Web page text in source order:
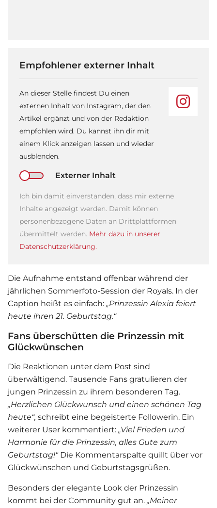
Empfohlener externer Inhalt
An dieser Stelle findest Du einen
externen Inhalt von Instagram, der den
Artikel ergänzt und von der Redaktion
empfohlen wird. Du kannst ihn dir mit
einem Klick anzeigen lassen und wieder
ausblenden.
Externer Inhalt
Ich bin damit einverstanden, dass mir externe
Inhalte angezeigt werden. Damit können
personenbezogene Daten an Drittplattformen
übermittelt werden. Mehr dazu in unserer
Datenschutzerklärung.
Die Aufnahme entstand offenbar während der
jährlichen Sommerfoto-Session der Royals. In der
Caption heißt es einfach: „Prinzessin Alexia feiert
heute ihren 21. Geburtstag.“
Fans überschütten die Prinzessin mit
Glückwünschen
Die Reaktionen unter dem Post sind
überwältigend. Tausende Fans gratulieren der
jungen Prinzessin zu ihrem besonderen Tag.
„Herzlichen Glückwunsch und einen schönen Tag
heute“, schreibt eine begeisterte Followerin. Ein
weiterer User kommentiert: „Viel Frieden und
Harmonie für die Prinzessin, alles Gute zum
Geburtstag!“Die Kommentarspalte quillt über vor
Glückwünschen und Geburtstagsgrüßen.
Besonders der elegante Look der Prinzessin
kommt bei der Community gut an. „Meiner